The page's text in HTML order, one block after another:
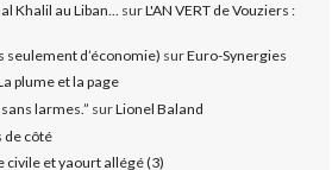
Khalil au Liban... surL'AN VERT de Vouziers :
seulement d’économie) surEuro-Synergies
plume et la page
larmes.” surLionel Baland
de côté
civile et yaourt allégé (3)